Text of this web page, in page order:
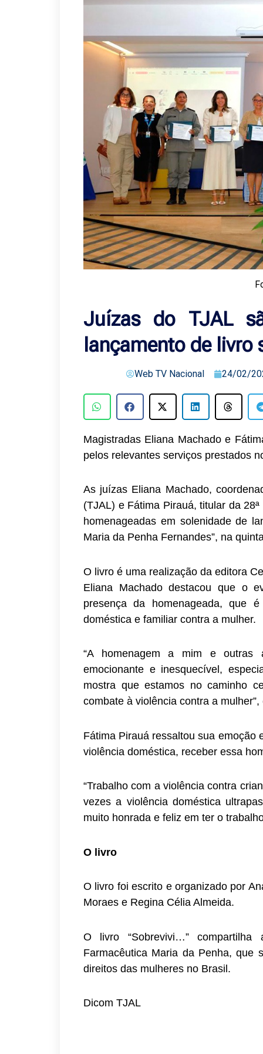
Juízas do TJAL
lançamento de livro
Web TV Nacional 24/02/
Magistradas Eliana Machado e
pelos relevantes serviços prestados
As juízas Eliana Machado,
(TJAL) e Fátima Pirauá, titular da
homenageadas em solenidade de
Maria da Penha Fernandes”, na
O livro é uma realização da editora
Eliana Machado destacou que o
presença da homenageada, que
doméstica e familiar contra a mulher.
“A homenagem a mim e outras
emocionante e inesquecível,
mostra que estamos no caminho
combate à violência contra a mulher”,
Fátima Pirauá ressaltou sua emoção
violência doméstica, receber essa
“Trabalho com a violência contra
vezes a violência doméstica
muito honrada e feliz em ter o
O livro
O livro foi escrito e organizado por
Moraes e Regina Célia Almeida.
O livro “Sobrevivi…”
Farmacêutica Maria da Penha, que
direitos das mulheres no Brasil.
Dicom TJAL